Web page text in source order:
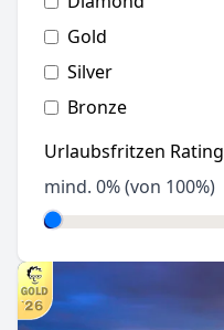
Gold
Silver
Bronze
Urlaubsfritzen Rating
mind. 0% (von 100%)